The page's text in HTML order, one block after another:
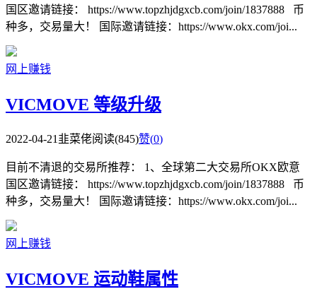
国区邀请链接： https://www.topzhjdgxcb.com/join/1837888 币
种多，交易量大！ 国际邀请链接：https://www.okx.com/joi...
网上赚钱
VICMOVE 等级升级
2022-04-21 韭菜佬阅读(845)赞(0)
目前不清退的交易所推荐： 1、全球第二大交易所OKX欧意
国区邀请链接： https://www.topzhjdgxcb.com/join/1837888 币
种多，交易量大！ 国际邀请链接：https://www.okx.com/joi...
网上赚钱
VICMOVE 运动鞋属性